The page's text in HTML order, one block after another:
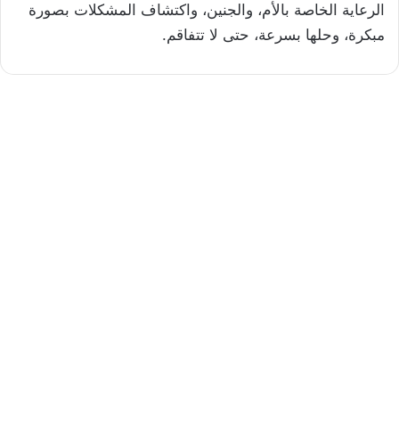
الرعاية الخاصة بالأم، والجنين، واكتشاف المشكلات بصورة
مبكرة، وحلها بسرعة، حتى لا تتفاقم.